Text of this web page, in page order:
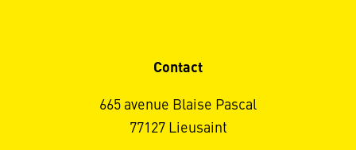
Contact
665 avenue Blaise Pascal
77127 Lieusaint